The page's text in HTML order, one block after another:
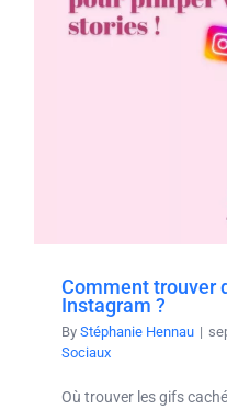
Comment trouver
Instagram ?
By Stéphanie Hennau |
Sociaux
Où trouver les gifs